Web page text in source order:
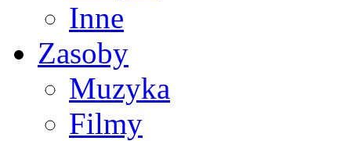
Inne
Zasoby
Muzyka
Filmy